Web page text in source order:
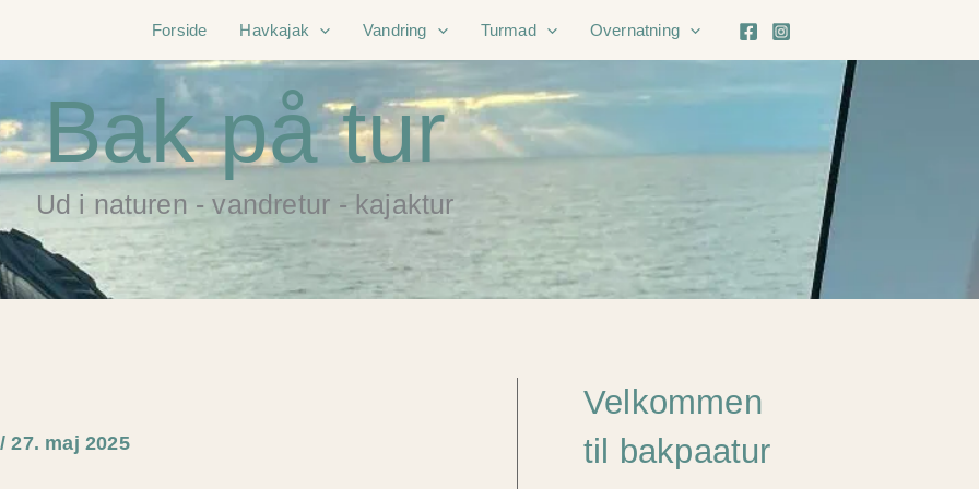
Forside Havkajak Vandring Turmad Overnatning
Bak på tur
Ud i naturen - vandretur - kajaktur
/27. maj 2025
Velkommen
til bakpaatur